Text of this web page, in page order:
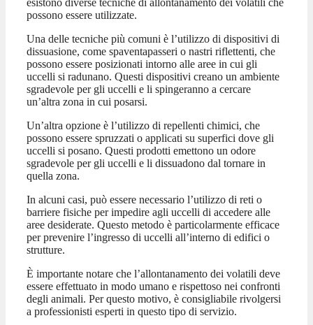
esistono diverse tecniche di allontanamento dei volatili che
possono essere utilizzate.
Una delle tecniche più comuni è l’utilizzo di dispositivi di
dissuasione, come spaventapasseri o nastri riflettenti, che
possono essere posizionati intorno alle aree in cui gli
uccelli si radunano. Questi dispositivi creano un ambiente
sgradevole per gli uccelli e li spingeranno a cercare
un’altra zona in cui posarsi.
Un’altra opzione è l’utilizzo di repellenti chimici, che
possono essere spruzzati o applicati su superfici dove gli
uccelli si posano. Questi prodotti emettono un odore
sgradevole per gli uccelli e li dissuadono dal tornare in
quella zona.
In alcuni casi, può essere necessario l’utilizzo di reti o
barriere fisiche per impedire agli uccelli di accedere alle
aree desiderate. Questo metodo è particolarmente efficace
per prevenire l’ingresso di uccelli all’interno di edifici o
strutture.
È importante notare che l’allontanamento dei volatili deve
essere effettuato in modo umano e rispettoso nei confronti
degli animali. Per questo motivo, è consigliabile rivolgersi
a professionisti esperti in questo tipo di servizio.